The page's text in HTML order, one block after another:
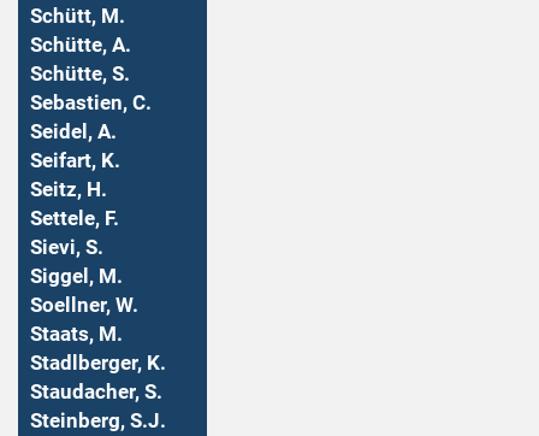
Schütt, M.
Schütte, A.
Schütte, S.
Sebastien, C.
Seidel, A.
Seifart, K.
Seitz, H.
Settele, F.
Sievi, S.
Siggel, M.
Soellner, W.
Staats, M.
Stadlberger, K.
Staudacher, S.
Steinberg, S.J.